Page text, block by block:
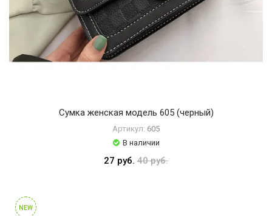
Сумка женская модель 605 (черный)
Артикул: 605
В наличии
27 руб. 40 руб.
NEW